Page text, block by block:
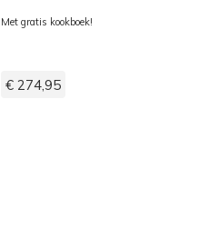
Met gratis kookboek!
€ 274,95